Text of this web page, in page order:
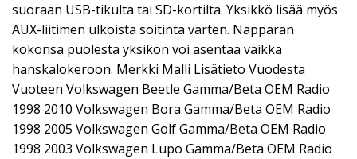
suoraan USB-tikulta tai SD-kortilta. Yksikkö lisää myös
AUX-liitimen ulkoista soitinta varten. Näppärän
kokonsa puolesta yksikön voi asentaa vaikka
hanskalokeroon. Merkki Malli Lisätieto Vuodesta
Vuoteen Volkswagen Beetle Gamma/Beta OEM Radio
1998 2010 Volkswagen Bora Gamma/Beta OEM Radio
1998 2005 Volkswagen Golf Gamma/Beta OEM Radio
1998 2003 Volkswagen Lupo Gamma/Beta OEM Radio